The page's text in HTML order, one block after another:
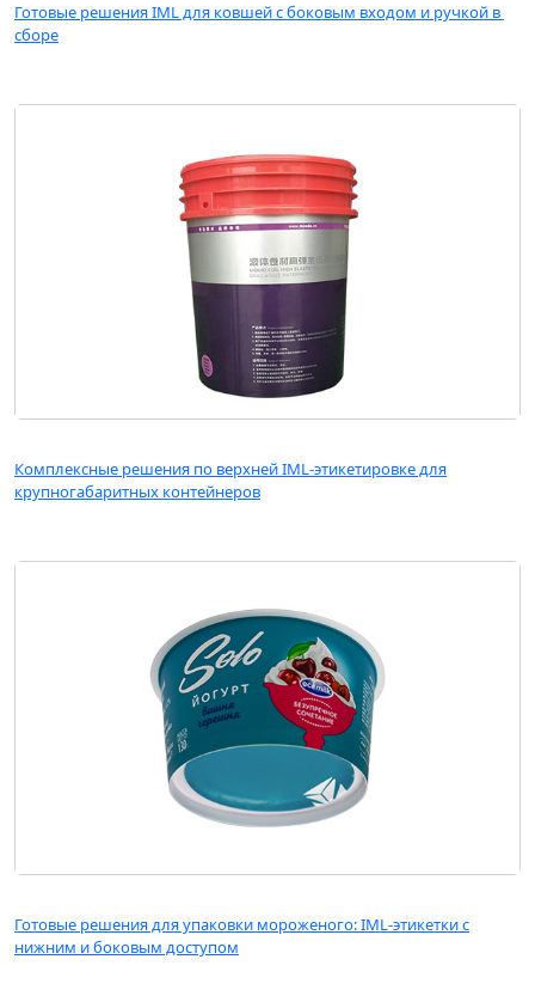
Готовые решения IML для ковшей с боковым входом и ручкой в ​​
сборе
Комплексные решения по верхней IML-этикетировке для
крупногабаритных контейнеров
Готовые решения для упаковки мороженого: IML-этикетки с
нижним и боковым доступом